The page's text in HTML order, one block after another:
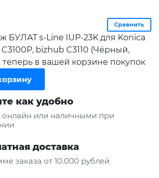
Сравнить
БУЛАТ s-Line IUP-23K для Konica
bizhub C3110 (Чёрный,
теперь в вашей корзине покупок
как удобно
онлайн или наличными при
доставка
заказа от 10.000 рублей